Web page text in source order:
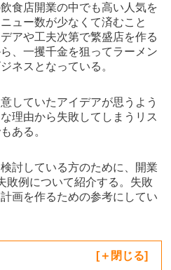
食店開業の中でも高い人気を
ュー数が少なくて済むこと
アや工夫次第で繁盛店を作る
、一攫千金を狙ってラーメン
ネスとなっている。
していたアイデアが思うよう
理由から失敗してしまうリス
ある。
討している方のために、開業
敗例について紹介する。失敗
画を作るための参考にしてい
[ 閉じる]